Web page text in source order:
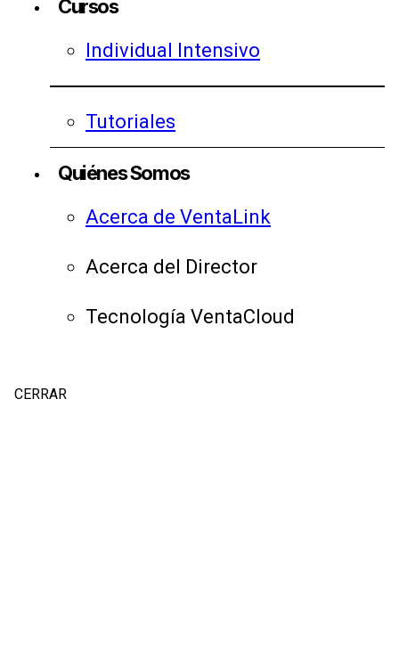
Cursos
Individual Intensivo
Tutoriales
Quiénes Somos
Acerca de VentaLink
Acerca del Director
Tecnología VentaCloud
CERRAR